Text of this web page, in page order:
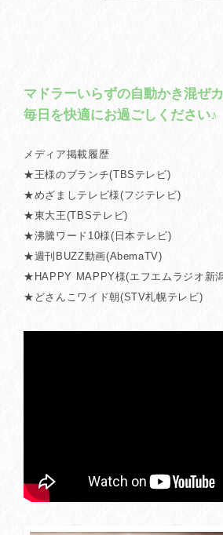
マドラーいらずの自動かき混ぜ
毎日を快適にお過ごしください♪
メディア掲載履歴
★王様のブランチ(TBSテレビ)
★めざましテレビ様(フジテレビ)
★東大王(TBSテレビ)
★沸騰ワード10様(日本テレビ)
★週刊BUZZ動画(AbemaTV)
★HAPPY MAPPY様(エフエムラジオ新
★どさんこワイド朝(STV札幌テレビ)